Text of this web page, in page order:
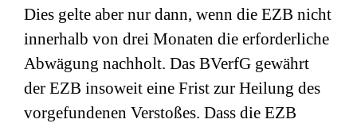
Dies gelte aber nur dann, wenn die EZB nicht
innerhalb von drei Monaten die erforderliche
Abwägung nachholt. Das BVerfG gewährt
der EZB insoweit eine Frist zur Heilung des
vorgefundenen Verstoßes. Dass die EZB